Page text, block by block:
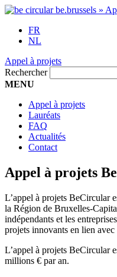
FR
NL
Appel à projets
Rechercher
MENU
Appel à projets
Lauréats
FAQ
Actualités
Contact
Appel à projets
L’appel à projets BeCircular
la Région de Bruxelles-
indépendants et les
projets innovants en lien
L’appel à projets BeCircular
millions € par an.